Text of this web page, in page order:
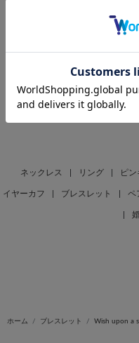
K18WG ダイヤモンド ブレス
ネックレス リング ピ
イヤーカフ ブレスレット ペ
ホーム ブレスレット Wish upon a